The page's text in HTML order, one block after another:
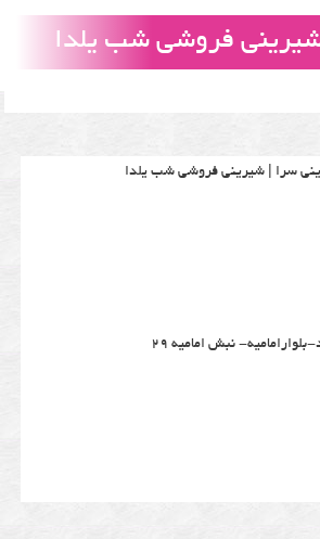
فروشی شب یلدا
نبش امامیه 29